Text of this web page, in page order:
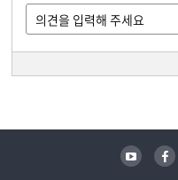
유튜브 페이스북